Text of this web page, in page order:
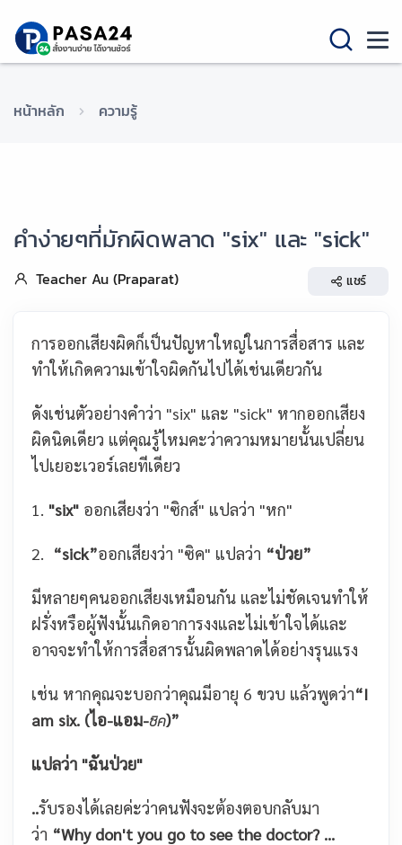
หน้าหลัก ความรู้
คำง่ายๆที่มักผิดพลาด "six" และ "sick"
Teacher Au (Praparat) แชร์
การออกเสียงผิดก็เป็นปัญหาใหญ่ในการสื่อสาร และ
ทำให้เกิดความเข้าใจผิดกันไปได้เช่นเดียวกัน
ดังเช่นตัวอย่างคำว่า "six" และ "sick" หากออกเสียง
ผิดนิดเดียว แต่คุณรู้ไหมคะว่าความหมายนั้นเปลี่ยน
ไปเยอะเวอร์เลยทีเดียว
1. "six" ออกเสียงว่า "ซิกส์" แปลว่า "หก"
2. “sick”ออกเสียงว่า "ซิค" แปลว่า “ป่วย”
มีหลายๆคนออกเสียงเหมือนกัน และไม่ชัดเจนทำให้
ฝรั่งหรือผู้ฟังนั้นเกิดอาการงงและไม่เข้าใจได้และ
อาจจะทำให้การสื่อสารนั้นผิดพลาดได้อย่างรุนแรง
เช่น หากคุณจะบอกว่าคุณมีอายุ 6 ขวบ แล้วพูดว่า“I
am six. (ไอ-แอม-ซิค)”
แปลว่า "ฉันป่วย"
..รับรองได้เลยค่ะว่าคนฟังจะต้องตอบกลับมา
ว่า “Why don't you go to see the doctor? ...